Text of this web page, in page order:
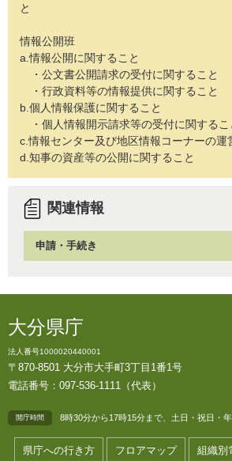
と
情報公開班
a.情報公開に関すること
・公文書公開請求の受付に関すること
・行政資料等の情報提供に関すること
b.個人情報保護に関すること
・個人情報開示請求等の受付に関するこ
c.情報センター及び地区情報コーナーの運
d.知事の資産等の公開に関すること
関連情報
申請・手続き
大分県庁
法人番号1000020440001
〒870-8501 大分市大手町3丁目1番1号
電話番号：097-536-1111（代表）
開庁時間 8時30分から17時15分まで、土日・祝日・
県庁への行き方 フロアマップ 組織別